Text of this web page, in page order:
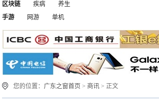
区块链
疾病
养生
手游
网游 单机
您的位置： 广东之窗首页 > 商讯 > 正文